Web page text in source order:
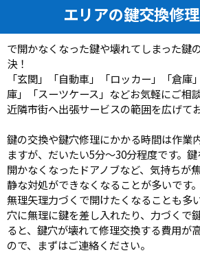
エリアの鍵交換修
で開かなくなった鍵や壊れてしまった鍵
決！
「玄関」「自動車」「ロッカー」「倉庫
庫」「スーツケース」などお気軽にご相
近隣市街へ出張サービスの範囲を広げてお
鍵の交換や鍵穴修理にかかる時間は作業
ますが、だいたい5分～30分程度です。
開かなくなったドアノブなど、気持ちが
静な対処ができなくなることが多いです。
無理矢理力づくで開けたくなることも多
穴に無理に鍵を差し入れたり、力づくで
ると、鍵穴が壊れて修理交換する費用が
ので、まずはご連絡ください。